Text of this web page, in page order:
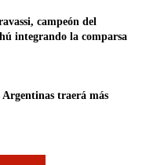
campeón del
integrando la comparsa
traerá más